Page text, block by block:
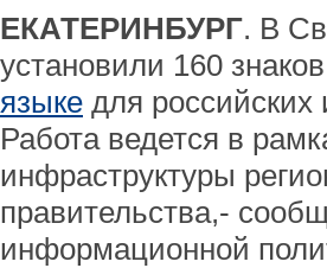
ЕКАТЕРИНБУРГ. В
установили 160
языке для российских
Работа ведется в
инфраструктуры
правительства,-
информационной